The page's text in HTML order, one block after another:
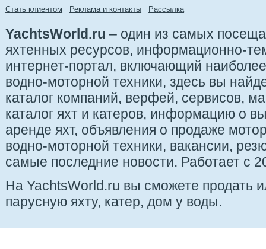
Стать клиентом Реклама и контакты Рассылка
YachtsWorld.ru – один из самых
яхтенных ресурсов, информационно-
интернет-портал, включающий
водно-моторной техники, здесь вы
каталог компаний, верфей, сервисов,
каталог яхт и катеров, информацию о
аренде яхт, объявления о продаже
водно-моторной техники, вакансии,
самые последние новости. Работает с
На YachtsWorld.ru вы сможете продать
парусную яхту, катер, дом у воды.